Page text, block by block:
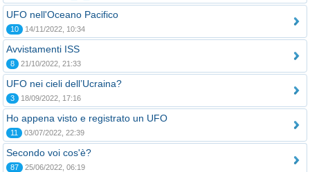
UFO nell'Oceano Pacifico
10 14/11/2022, 10:34
Avvistamenti ISS
8 21/10/2022, 21:33
UFO nei cieli dell’Ucraina?
3 18/09/2022, 17:16
Ho appena visto e registrato un UFO
11 03/07/2022, 22:39
Secondo voi cos'è?
87 25/06/2022, 06:19